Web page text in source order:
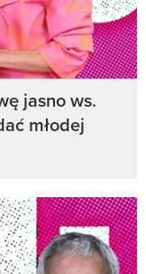
jasno ws.
młodej